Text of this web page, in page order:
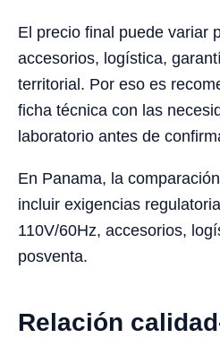
El precio final puede variar
accesorios, logística,
territorial. Por eso es
ficha técnica con las
laboratorio antes de
En Panama, la
incluir exigencias
110V/60Hz, accesorios,
posventa.
Relación